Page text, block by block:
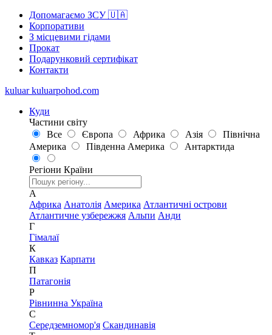
Допомагаємо ЗСУ 🇺🇦
Корпоративи
З місцевими гідами
Прокат
Подарунковий сертифікат
Контакти
kuluar kuluarpohod.com
Куди
Частини світу
Все
Європа Африка Азія
Північна
Америка
Південна Америка Антарктида
Регіони Країни
А
Африка Анатолія Америка Атлантичні острови
Атлантичне узбережжя Альпи Анди
Г
Гімалаї
К
Кавказ Карпати
П
Патагонія
Р
Рівнинна Україна
С
Середземномор'я Скандинавія